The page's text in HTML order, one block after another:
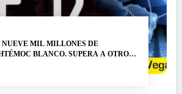
MIL MILLONES DE
BLANCO. SUPERA A OTRO